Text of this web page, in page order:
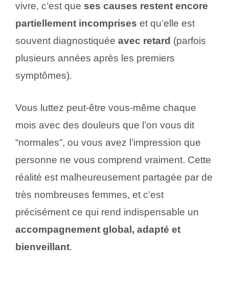
vivre, c’est que ses causes restent encore
partiellement incomprises et qu’elle est
souvent diagnostiquée avec retard (parfois
plusieurs années après les premiers
symptômes).
Vous luttez peut-être vous-même chaque
mois avec des douleurs que l’on vous dit
“normales”, ou vous avez l’impression que
personne ne vous comprend vraiment. Cette
réalité est malheureusement partagée par de
très nombreuses femmes, et c’est
précisément ce qui rend indispensable un
accompagnement global, adapté et
bienveillant.